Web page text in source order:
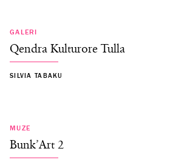
GALERI
Qendra Kulturore Tulla
SILVIA TABAKU
MUZE
Bunk’Art 2